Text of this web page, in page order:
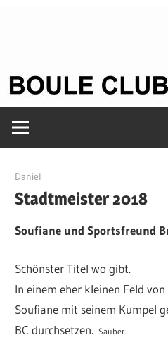
Petanque
Kölle
8. Oktober 2018
Daniel
Stadtmeister 2018
Soufiane und Sportsfreund
Schönster Titel wo gibt.
In einem eher kleinen Feld
Soufiane mit seinem Kumpel
BC durchsetzen.Sauber.